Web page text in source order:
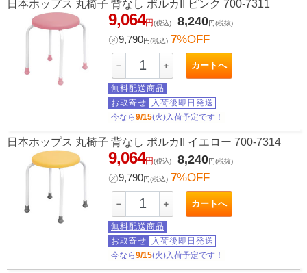
日本ホップス 丸椅子 背なし ポルカII ピンク 700-7311
9,064円(税込) 8,240円(税抜)
㋱9,790円(税込) 7%OFF
－ ＋ カートへ
無料配送商品
お取寄せ
入荷後即日発送
今なら9/15(火)入荷予定です！
日本ホップス 丸椅子 背なし ポルカII イエロー 700-7314
9,064円(税込) 8,240円(税抜)
㋱9,790円(税込) 7%OFF
－ ＋ カートへ
無料配送商品
お取寄せ
入荷後即日発送
今なら9/15(火)入荷予定です！